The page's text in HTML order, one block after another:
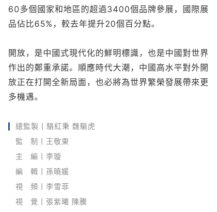
60多個國家和地區的超過3400個品牌參展，國際展
品佔比65%，較去年提升20個百分點。
開放，是中國式現代化的鮮明標識，也是中國對世界
作出的鄭重承諾。順應時代大潮，中國高水平對外開
放正在打開全新局面，也必將為世界繁榮發展帶來更
多機遇。
總監製丨駱紅秉 魏驅虎
監 制丨王敬東
主 編丨李璇
編 輯丨孫曉媛
視 頻丨李雪菲
視 覺丨張紫曦 陳騰